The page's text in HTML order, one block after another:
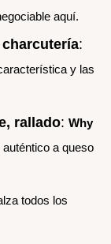
aquí.
charcutería:
y las
rallado: Why
a queso
todos los